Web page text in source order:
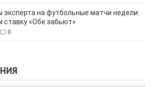
эксперта на футбольные матчи недели:
ставку «Обе забьют»
0